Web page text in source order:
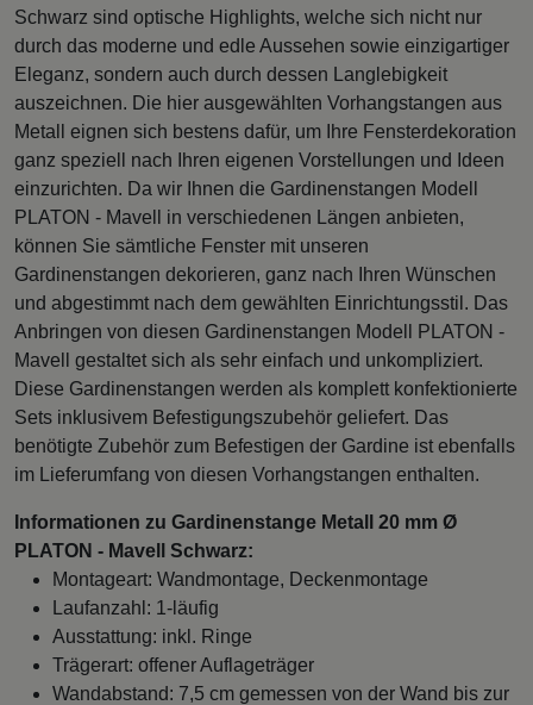
Schwarz sind optische Highlights, welche sich nicht nur
durch das moderne und edle Aussehen sowie einzigartiger
Eleganz, sondern auch durch dessen Langlebigkeit
auszeichnen. Die hier ausgewählten Vorhangstangen aus
Metall eignen sich bestens dafür, um Ihre Fensterdekoration
ganz speziell nach Ihren eigenen Vorstellungen und Ideen
einzurichten. Da wir Ihnen die Gardinenstangen Modell
PLATON - Mavell in verschiedenen Längen anbieten,
können Sie sämtliche Fenster mit unseren
Gardinenstangen dekorieren, ganz nach Ihren Wünschen
und abgestimmt nach dem gewählten Einrichtungsstil. Das
Anbringen von diesen Gardinenstangen Modell PLATON -
Mavell gestaltet sich als sehr einfach und unkompliziert.
Diese Gardinenstangen werden als komplett konfektionierte
Sets inklusivem Befestigungszubehör geliefert. Das
benötigte Zubehör zum Befestigen der Gardine ist ebenfalls
im Lieferumfang von diesen Vorhangstangen enthalten.
Informationen zu Gardinenstange Metall 20 mm Ø
PLATON - Mavell Schwarz:
Montageart: Wandmontage, Deckenmontage
Laufanzahl: 1-läufig
Ausstattung: inkl. Ringe
Trägerart: offener Auflageträger
Wandabstand: 7,5 cm gemessen von der Wand bis zur